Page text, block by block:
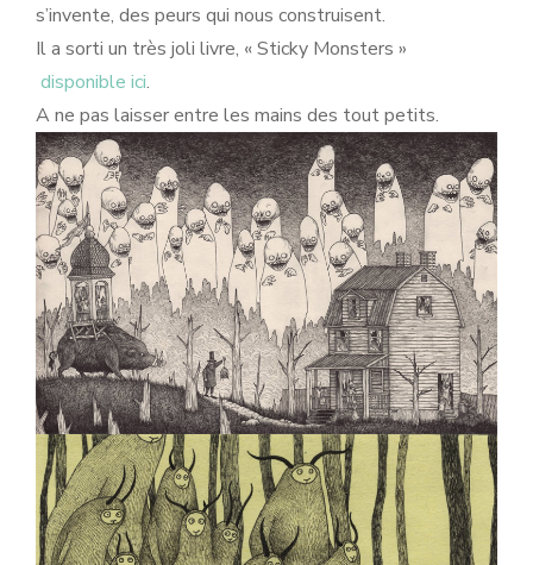
s’invente, des peurs qui nous construisent.
Il a sorti un très joli livre, « Sticky Monsters »
disponible ici.
A ne pas laisser entre les mains des tout petits.